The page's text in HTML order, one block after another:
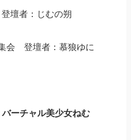
壇者：じむの朔
会 登壇者：慕狼ゆに
ーチャル美少女ねむ